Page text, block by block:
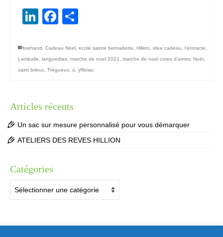
LinkedIn
Facebook
brehand Cadeau Noel ecole sainte bernadette Hillion idee cadeau l'entracte
Lamballe
languedias marche de noel 2021 marche de noel cotes d'armor, Noël
saint brieuc Trégueux ù yffiniac
Articles récents
Un sac sur mesure personnalisé pour vous démarquer
ATELIERS DES REVES HILLION
Catégories